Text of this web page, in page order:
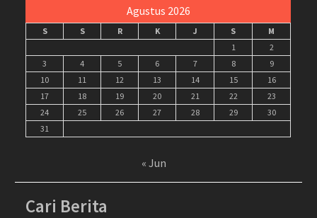
Agustus 2026
S S R K J S
M
1
2
3
4 5 6 7 8
9
10
11 12 13 14 15
16
17
18 19 20 21 22
23
24
25 26 27 28 29
30
31
« Jun
Cari Berita